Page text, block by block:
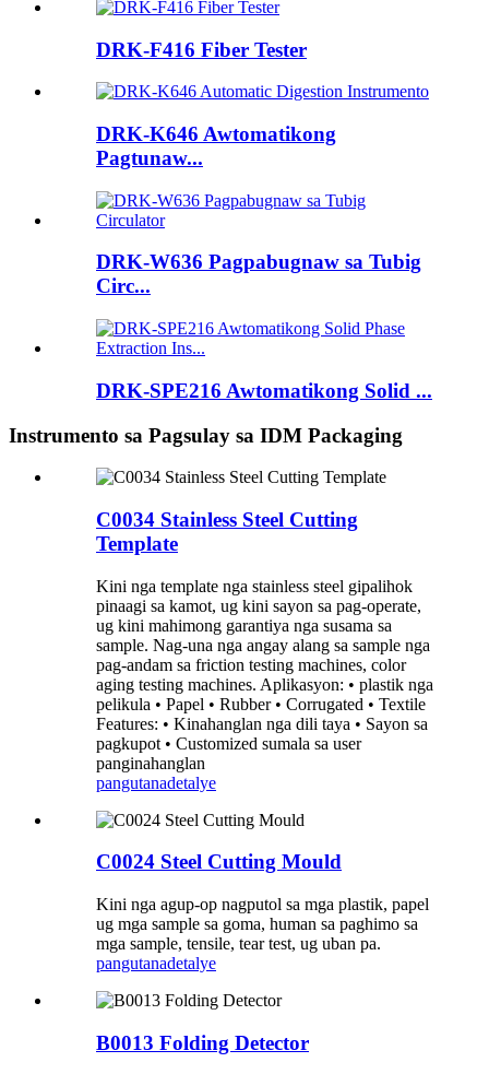
DRK-F416 Fiber Tester
DRK-K646 Awtomatikong
Pagtunaw...
DRK-W636 Pagpabugnaw sa Tubig
Circ...
DRK-SPE216 Awtomatikong Solid ...
Instrumento sa Pagsulay sa IDM Packaging
C0034 Stainless Steel Cutting
Template
Kini nga template nga stainless steel gipalihok
pinaagi sa kamot, ug kini sayon ​​sa pag-operate,
ug kini mahimong garantiya nga susama sa
sample. Nag-una nga angay alang sa sample nga
pag-andam sa friction testing machines, color
aging testing machines. Aplikasyon: • plastik nga
pelikula • Papel • Rubber • Corrugated • Textile
Features: • Kinahanglan nga dili taya • Sayon sa
pagkupot • Customized sumala sa user
panginahanglan
pangutanadetalye
C0024 Steel Cutting Mould
Kini nga agup-op nagputol sa mga plastik, papel
ug mga sample sa goma, human sa paghimo sa
mga sample, tensile, tear test, ug uban pa.
pangutanadetalye
B0013 Folding Detector